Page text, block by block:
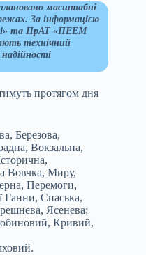
масштабні
За інформацією
та ПрАТ «ПЕЕМ
технічний
протягом дня
Березова,
Вокзальна,
Вовчка, Миру,
Перемоги,
Ганни, Спаська,
Ясенева;
Кривий,